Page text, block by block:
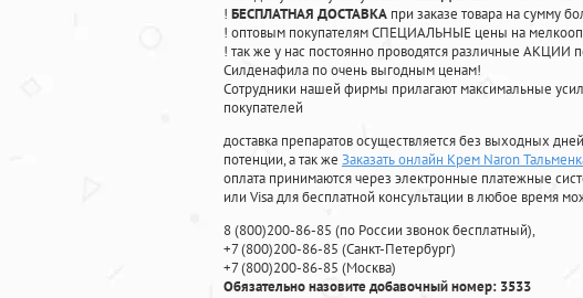
! БЕСПЛАТНАЯ ДОСТАВКА при заказе товара на сумму
! оптовым покупателям СПЕЦИАЛЬНЫЕ цены на
! так же у нас постоянно проводятся различные АКЦИИ
Силденафила по очень выгодным ценам!
Cотрудники нашей фирмы прилагают максимальные
покупателей
доставка препаратов осуществляется без выходных
потенции, а так же Заказать онлайн Крем Naron
оплата принимаются через электронные платежные
или Visa для бесплатной консультации в любое время
8(800)200-86-85 (по России звонок бесплатный),
+7(800)200-86-85 (Санкт-Петербург)
+7(800)200-86-85 (Москва)
Обязательно назовите добавочный номер: 3533